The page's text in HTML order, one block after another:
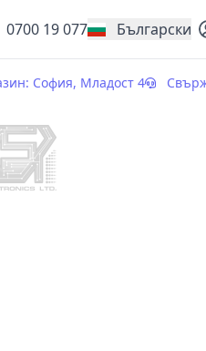
0700 19 077 Български
, change
София, Младост 4